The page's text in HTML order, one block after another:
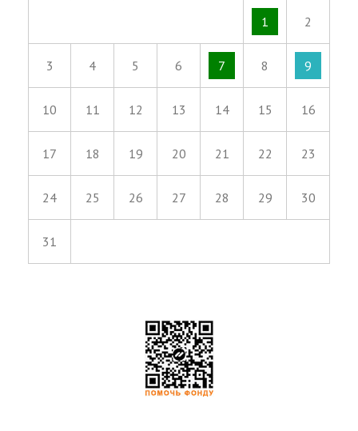
1 2
3 4 5 6 7 8 9
10 11 12 13 14 15 16
17 18 19 20 21 22 23
24 25 26 27 28 29 30
31